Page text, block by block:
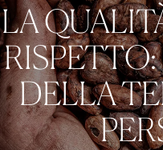
LA
DELLA